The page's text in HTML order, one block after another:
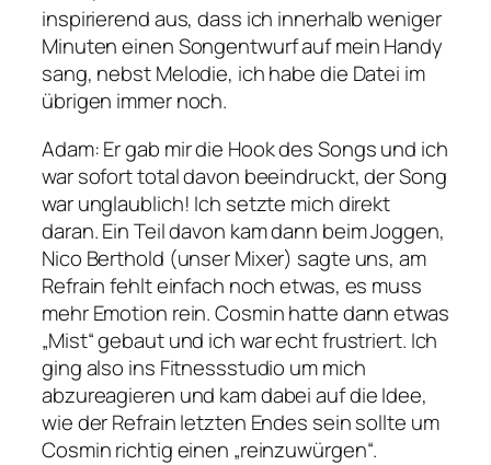
inspirierend aus, dass ich innerhalb weniger
Minuten einen Songentwurf auf mein Handy
sang, nebst Melodie, ich habe die Datei im
übrigen immer noch.
Adam: Er gab mir die Hook des Songs und ich
war sofort total davon beeindruckt, der Song
war unglaublich! Ich setzte mich direkt
daran. Ein Teil davon kam dann beim Joggen,
Nico Berthold (unser Mixer) sagte uns, am
Refrain fehlt einfach noch etwas, es muss
mehr Emotion rein. Cosmin hatte dann etwas
„Mist“ gebaut und ich war echt frustriert. Ich
ging also ins Fitnessstudio um mich
abzureagieren und kam dabei auf die Idee,
wie der Refrain letzten Endes sein sollte um
Cosmin richtig einen „reinzuwürgen“.